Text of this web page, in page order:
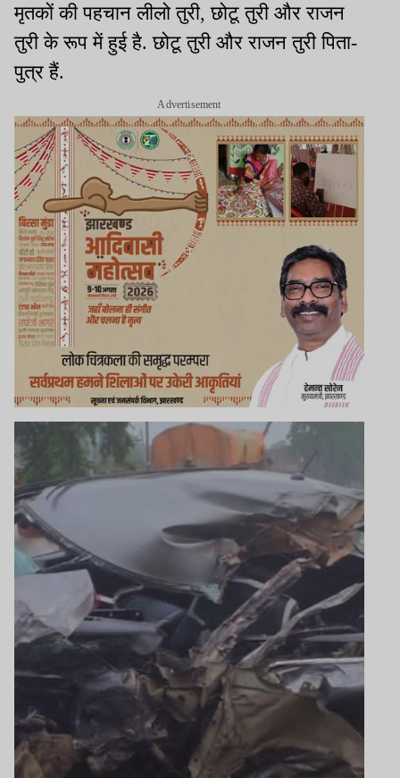
मृतकों की पहचान लीलो तुरी, छोटू तुरी और राजन
तुरी के रूप में हुई है. छोटू तुरी और राजन तुरी पिता-
पुत्र हैं.
Advertisement